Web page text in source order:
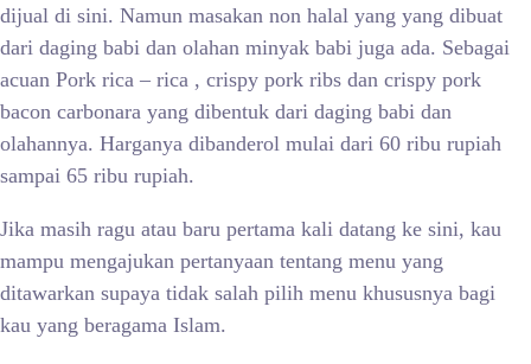
dijual di sini. Namun masakan non halal yang yang dibuat
dari daging babi dan olahan minyak babi juga ada. Sebagai
acuan Pork rica – rica , crispy pork ribs dan crispy pork
bacon carbonara yang dibentuk dari daging babi dan
olahannya. Harganya dibanderol mulai dari 60 ribu rupiah
sampai 65 ribu rupiah.
Jika masih ragu atau baru pertama kali datang ke sini, kau
mampu mengajukan pertanyaan tentang menu yang
ditawarkan supaya tidak salah pilih menu khususnya bagi
kau yang beragama Islam.